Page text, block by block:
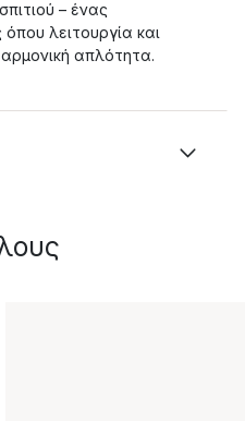
– ένας
λειτουργία και
απλότητα.